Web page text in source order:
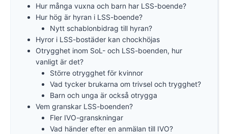
Hur många vuxna och barn har LSS-boende?
Hur hög är hyran i LSS-boende?
Nytt schablonbidrag till hyran?
Hyror i LSS-bostäder kan chockhöjas
Otrygghet inom SoL- och LSS-boenden, hur
vanligt är det?
Större otrygghet för kvinnor
Vad tycker brukarna om trivsel och trygghet?
Barn och unga är också otrygga
Vem granskar LSS-boenden?
Fler IVO-granskningar
Vad händer efter en anmälan till IVO?